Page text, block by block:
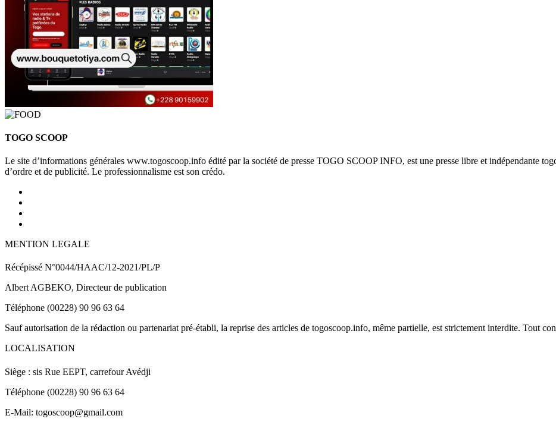
TOGO SCOOP
Le site d’informations générales www.togoscoop.info édité par la société de presse TOGO SCOOP INFO, est une presse libre et indépendante
d’ordre et de publicité. Le professionnalisme est son crédo.
MENTION LEGALE
Récépissé N°0044/HAAC/12-2021/PL/P
Albert AGBEKO, Directeur de publication
Téléphone (00228) 90 96 63 64
Sauf autorisation de la rédaction ou partenariat pré-établi, la reprise des articles de togoscoop.info, même partielle, est strictement interdite. Tout
LOCALISATION
Siège : sis Rue EEPT, carrefour Avédji
Téléphone (00228) 90 96 63 64
E-Mail: togoscoop@gmail.com